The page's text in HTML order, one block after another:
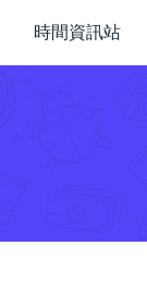
時間資訊站